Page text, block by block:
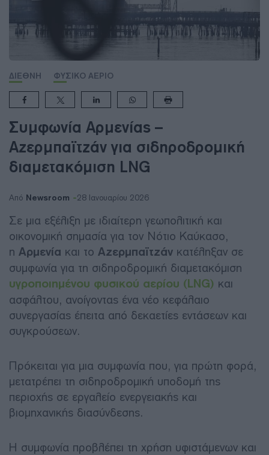
ΔΙΕΘΝΗ ΦΥΣΙΚΟ ΑΕΡΙΟ
Συμφωνία Αρμενίας –
Αζερμπαϊτζάν για σιδηροδρομική
διαμετακόμιση LNG
Από Newsroom 28 Ιανουαρίου 2026
Σε μια εξέλιξη με ιδιαίτερη γεωπολιτική και
οικονομική σημασία για τον Νότιο Καύκασο,
η Αρμενία και το Αζερμπαϊτζάν κατέληξαν σε
συμφωνία για τη σιδηροδρομική διαμετακόμιση
υγροποιημένου φυσικού αερίου (LNG) και
ασφάλτου, ανοίγοντας ένα νέο κεφάλαιο
συνεργασίας έπειτα από δεκαετίες εντάσεων και
συγκρούσεων.
Πρόκειται για μια συμφωνία που, για πρώτη φορά,
μετατρέπει τη σιδηροδρομική υποδομή της
περιοχής σε εργαλείο ενεργειακής και
βιομηχανικής διασύνδεσης.
Η συμφωνία προβλέπει τη χρήση υφιστάμενων και